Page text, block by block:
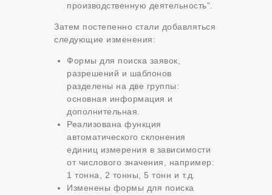
производственную деятельность”.
Затем постепенно стали добавляться
следующие изменения:
Формы для поиска заявок,
разрешений и шаблонов
разделены на две группы:
основная информация и
дополнительная.
Реализована функция
автоматического склонения
единиц измерения в зависимости
от числового значения, например:
1 тонна, 2 тонны, 5 тонн и т.д.
Изменены формы для поиска